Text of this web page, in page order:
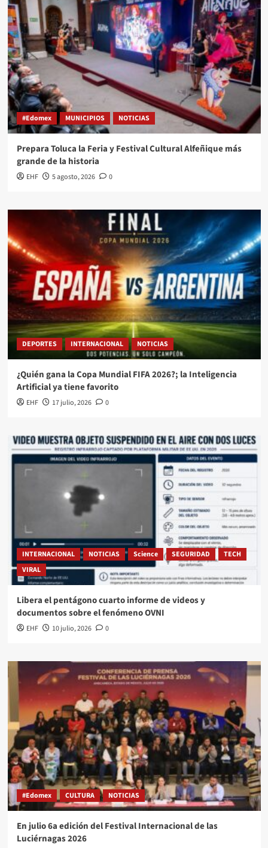
#Edomex MUNICIPIOS NOTICIAS
Prepara Toluca la Feria y Festival Cultural Alfeñique más
grande de la historia
EHF 5 agosto, 2026 0
DEPORTES INTERNACIONAL NOTICIAS
¿Quién gana la Copa Mundial FIFA 2026?; la Inteligencia
Artificial ya tiene favorito
EHF 17 julio, 2026 0
INTERNACIONAL NOTICIAS Science SEGURIDAD
TECH
VIRAL
Libera el pentágono cuarto informe de videos y
documentos sobre el fenómeno OVNI
EHF 10 julio, 2026 0
#Edomex CULTURA NOTICIAS
En julio 6a edición del Festival Internacional de las
Luciérnagas 2026